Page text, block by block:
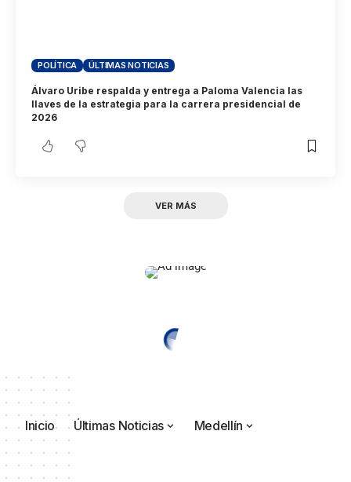
POLÍTICA ÚLTIMAS NOTICIAS
Álvaro Uribe respalda y entrega a Paloma Valencia las
llaves de la estrategia para la carrera presidencial de
2026
VER MÁS
Inicio Últimas Noticias Medellín